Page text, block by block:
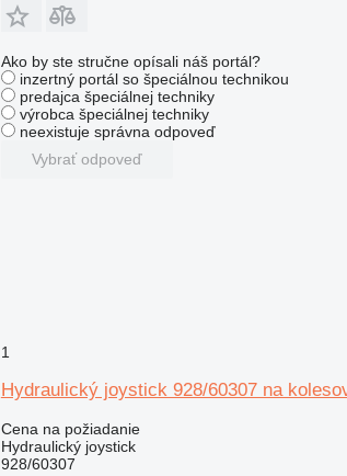
Ako by ste stručne opísali náš portál?
inzertný portál so špeciálnou technikou
predajca špeciálnej techniky
výrobca špeciálnej techniky
neexistuje správna odpoveď
Vybrať odpoveď
1
Hydraulický joystick 928/60307 na
Cena na požiadanie
Hydraulický joystick
928/60307